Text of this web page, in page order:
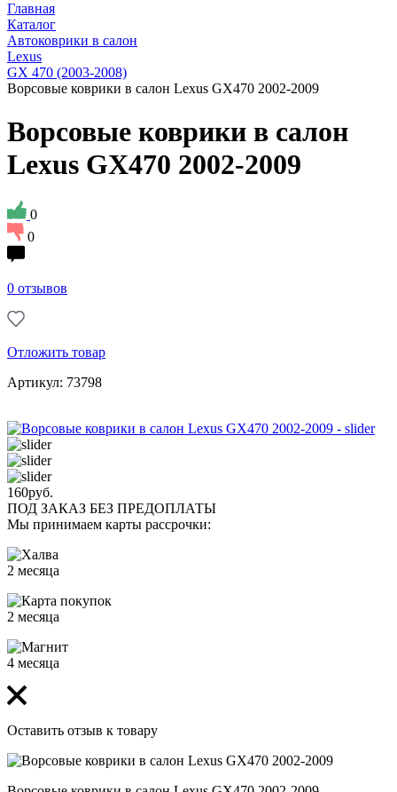
Главная
Каталог
Автоковрики в салон
Lexus
GX 470 (2003-2008)
Ворсовые коврики в салон Lexus GX470 2002-2009
Ворсовые коврики в салон
Lexus GX470 2002-2009
0
0
0 отзывов
Отложить товар
Артикул: 73798
160руб.
ПОД ЗАКАЗ БЕЗ ПРЕДОПЛАТЫ
Мы принимаем карты рассрочки:
2 месяца
2 месяца
4 месяца
Оставить отзыв к товару